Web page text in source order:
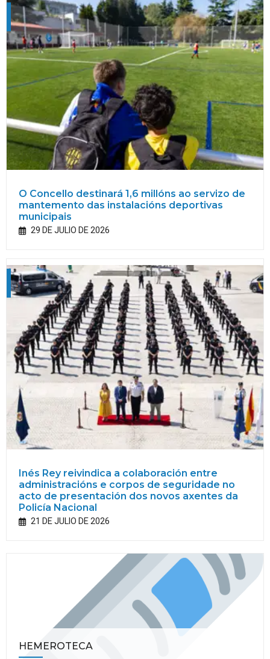
O Concello destinará 1,6 millóns ao servizo de
mantemento das instalacións deportivas
municipais
29 DE JULIO DE 2026
Inés Rey reivindica a colaboración entre
administracións e corpos de seguridade no
acto de presentación dos novos axentes da
Policía Nacional
21 DE JULIO DE 2026
HEMEROTECA